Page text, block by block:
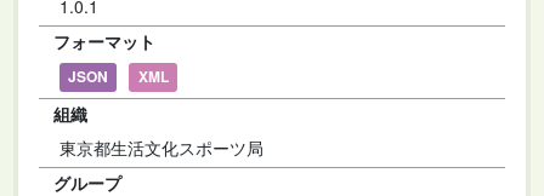
1.0.1
フォーマット
JSON XML
組織
東京都生活文化スポーツ局
グループ